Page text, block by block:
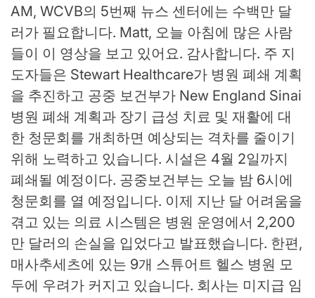
AM, WCVB의 5번째 뉴스 센터에는 수백만 달
러가 필요합니다. Matt, 오늘 아침에 많은 사람
들이 이 영상을 보고 있어요. 감사합니다. 주 지
도자들은 Stewart Healthcare가 병원 폐쇄 계획
을 추진하고 공중 보건부가 New England Sinai
병원 폐쇄 계획과 장기 급성 치료 및 재활에 대
한 청문회를 개최하면 예상되는 격차를 줄이기
위해 노력하고 있습니다. 시설은 4월 2일까지
폐쇄될 예정이다. 공중보건부는 오늘 밤 6시에
청문회를 열 예정입니다. 이제 지난 달 어려움을
겪고 있는 의료 시스템은 병원 운영에서 2,200
만 달러의 손실을 입었다고 발표했습니다. 한편,
매사추세츠에 있는 9개 스튜어트 헬스 병원 모
두에 우려가 커지고 있습니다. 회사는 미지급 임